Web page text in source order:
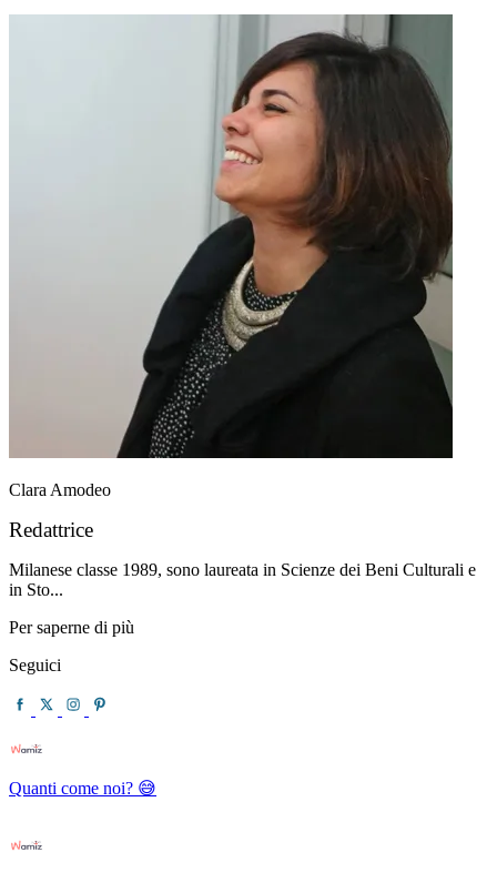
Clara Amodeo
Redattrice
Milanese classe 1989, sono laureata in Scienze dei Beni Culturali e
in Sto...
Per saperne di più
Seguici
Quanti come noi? 😅